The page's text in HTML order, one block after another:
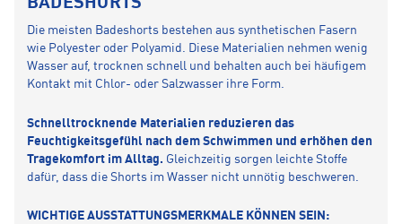
BADESHORTS
Die meisten Badeshorts bestehen aus synthetischen Fasern
wie Polyester oder Polyamid. Diese Materialien nehmen wenig
Wasser auf, trocknen schnell und behalten auch bei häufigem
Kontakt mit Chlor- oder Salzwasser ihre Form.
Schnelltrocknende Materialien reduzieren das
Feuchtigkeitsgefühl nach dem Schwimmen und erhöhen den
Tragekomfort im Alltag. Gleichzeitig sorgen leichte Stoffe
dafür, dass die Shorts im Wasser nicht unnötig beschweren.
WICHTIGE AUSSTATTUNGSMERKMALE KÖNNEN SEIN: